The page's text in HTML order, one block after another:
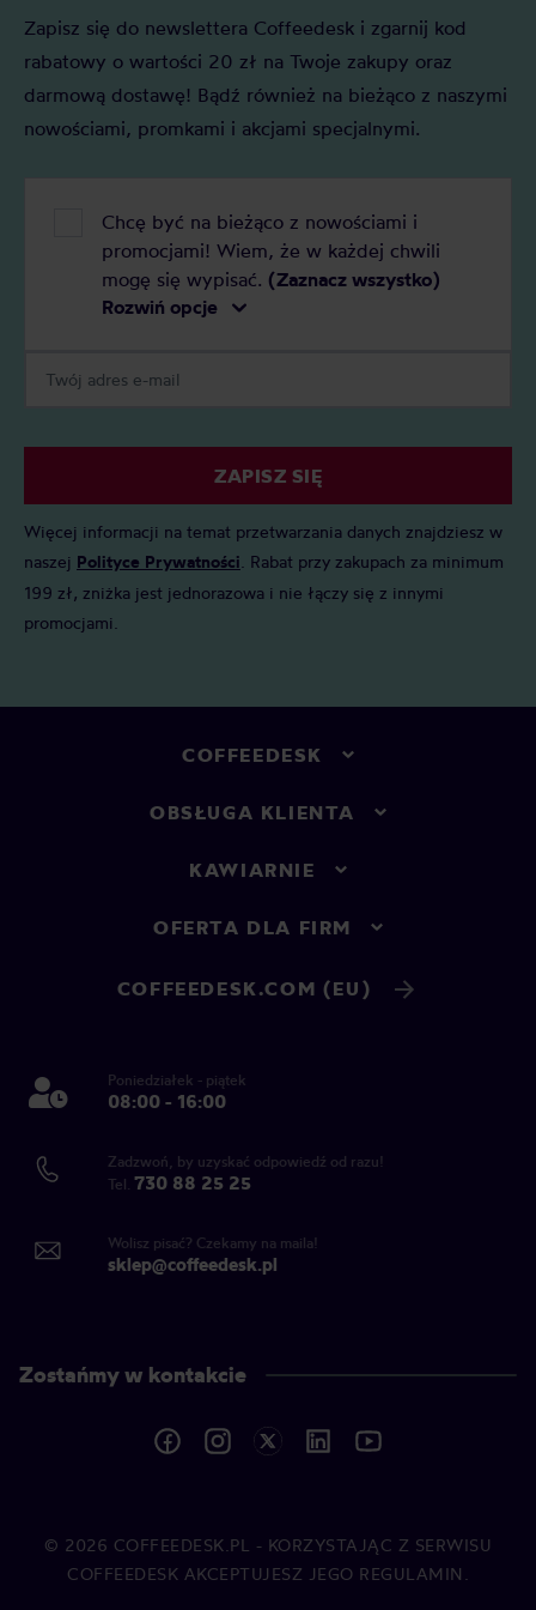
Zapisz się do newslettera Coffeedesk i zgarnij kod
rabatowy o wartości 20 zł na Twoje zakupy oraz
darmową dostawę! Bądź również na bieżąco z naszymi
nowościami, promkami i akcjami specjalnymi.
Chcę być na bieżąco z nowościami i
promocjami! Wiem, że w każdej chwili
mogę się wypisać. (Zaznacz wszystko)
Rozwiń opcje
ZAPISZ SIĘ
Więcej informacji na temat przetwarzania danych znajdziesz w
naszej Polityce Prywatności . Rabat przy zakupach za minimum
199 zł, zniżka jest jednorazowa i nie łączy się z innymi
promocjami.
COFFEEDESK
OBSŁUGA KLIENTA
KAWIARNIE
OFERTA DLA FIRM
COFFEEDESK.COM (EU)
Poniedziałek - piątek
08:00 - 16:00
Zadzwoń, by uzyskać odpowiedź od razu!
Tel. 730 88 25 25
Wolisz pisać? Czekamy na maila!
sklep@coffeedesk.pl
Zostańmy w kontakcie
© 2026 COFFEEDESK.PL
- KORZYSTAJĄC Z SERWISU
COFFEEDESK AKCEPTUJESZ JEGO REGULAMIN.